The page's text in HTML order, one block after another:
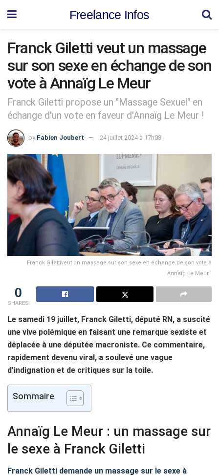
Freelance Infos
Franck Giletti veut un massage
sur son sexe en échange de son
vote à Annaïg Le Meur
Franck Giletti propose un "Massage Sexuel" en
échange d'un vote en faveur d'Annaïg Le Meur !
by Fabien Joubert 24 juillet 2024 à 17h08
Franck Gilettiveut un massage sur son sexe en échange de son vote à
Annaïg Le Meur !
0
SHARES
Le samedi 19 juillet, Franck Giletti, député RN, a suscité
une vive polémique en faisant une remarque sexiste et
déplacée à une députée macroniste. Ce commentaire,
rapidement devenu viral, a soulevé une vague
d’indignation et de critiques sur la toile.
Sommaire
Annaïg Le Meur : un massage sur
le sexe à Franck Giletti
Franck Giletti demande un massage sur le sexe à